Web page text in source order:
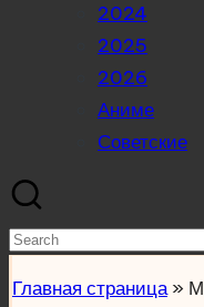
2024
2025
2026
Аниме
Советские
Search
Главная страница»